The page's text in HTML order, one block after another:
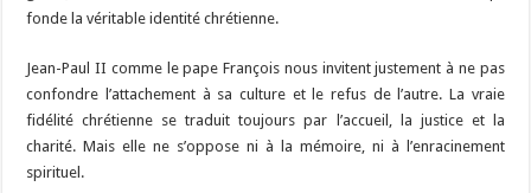
fonde la véritable identité chrétienne.
Jean-Paul II comme le pape François nous invitent justement à ne pas
confondre l’attachement à sa culture et le refus de l’autre. La vraie
fidélité chrétienne se traduit toujours par l’accueil, la justice et la
charité. Mais elle ne s’oppose ni à la mémoire, ni à l’enracinement
spirituel.